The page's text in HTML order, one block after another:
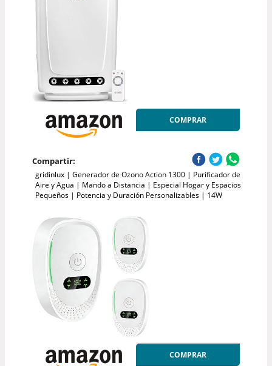
COMPRAR
Compartir:
gridinlux | Generador de Ozono Action 1300 | Purificador de
Aire y Agua | Mando a Distancia | Especial Hogar y Espacios
Pequeños | Potencia y Duración Personalizables | 14W
COMPRAR